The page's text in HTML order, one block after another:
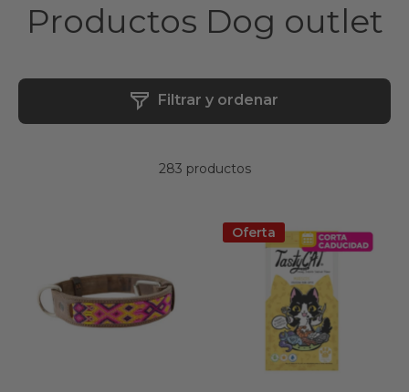
Productos Dog outlet
Filtrar y ordenar
283 productos
Oferta